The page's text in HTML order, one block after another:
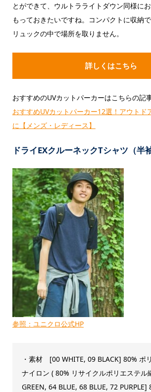
とができて、ウルトラライトダウン同様に
もっておきたいですね。コンパクトに収納
リュックの中で場所を取りません。
詳しくはこちら
おすすめのUVカットパーカーはこちらの記
おすすめUVカットパーカー12選！アウトド
に【メンズ・レディース】
ドライEXクルーネックTシャツ（半
参照：ユニクロ公式HP
・素材 [00 WHITE, 09 BLACK] 80% ポ
ナイロン ( 80% リサイクルポリエステル
GREEN, 64 BLUE, 68 BLUE, 72